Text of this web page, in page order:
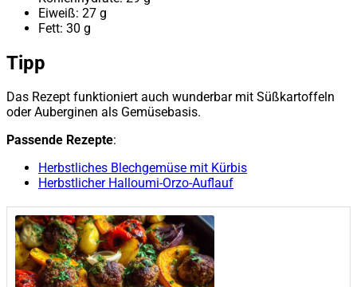
Eiweiß: 27 g
Fett: 30 g
Tipp
Das Rezept funktioniert auch wunderbar mit Süßkartoffeln
oder Auberginen als Gemüsebasis.
Passende Rezepte:
Herbstliches Blechgemüse mit Kürbis
Herbstlicher Halloumi-Orzo-Auflauf